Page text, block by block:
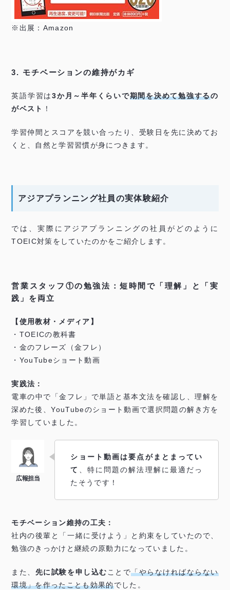
※出展：Amazon
3. モチベーションの維持がカギ
英語学習は3か月～半年くらいで期間を決めて勉強するの
がベスト
！
学習仲間とスコアを競い合ったり、受験日を先に決めてお
くと、自然と学習習慣が身につきます。
アジアプランニング社員の実体験紹介
では、実際にアジアプランニングの社員がどのように
TOEIC対策をしていたのかをご紹介します。
営業スタッフ①の勉強法：短時間で「理解」と「実
践」を両立
【使用教材・メディア】
・TOEICの教科書
・金のフレーズ（金フレ）
・YouTubeショート動画
実践法：
電車の中で「金フレ」で単語と基本文法を確認し、理解を
深めた後、YouTubeのショート動画で選択問題の解き方を
学習していました。
ショート動画は要点がまとまってい
て
、特に問題の解法理解に最適だっ
たそうです！
モチベーション維持の工夫：
社内の後輩と「一緒に受けよう」と約束をしていたので、
勉強のきっかけと継続の原動力になっていました。
また、 先に試験を申し込むことで「やらなければならない
環境」を作ったことも効果的でした。